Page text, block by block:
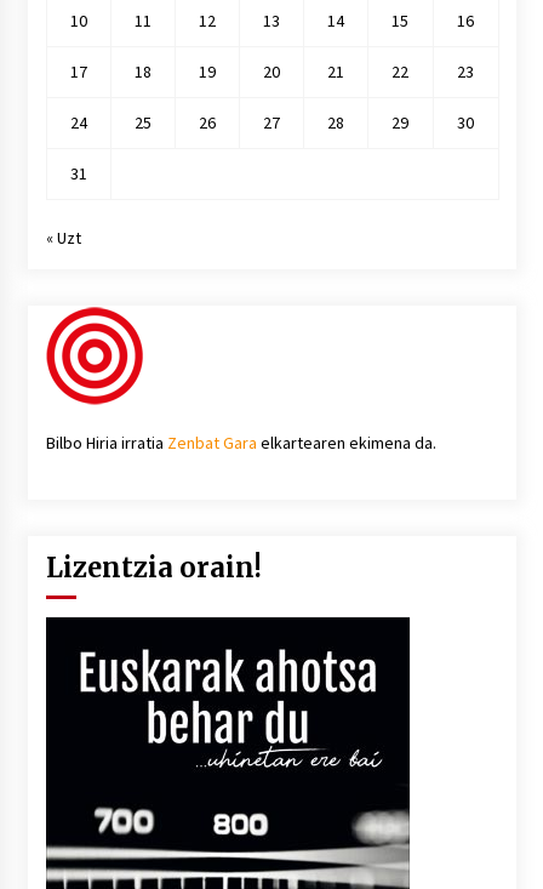
10 11 12 13 14 15 16
17 18 19 20 21 22 23
24 25 26 27 28 29 30
31
« Uzt
Bilbo Hiria irratia Zenbat Gara elkartearen ekimena da.
Lizentzia orain!